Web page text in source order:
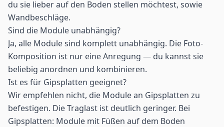
du sie lieber auf den Boden stellen möchtest, sowie
Wandbeschläge.
Sind die Module unabhängig?
Ja, alle Module sind komplett unabhängig. Die Foto-
Komposition ist nur eine Anregung — du kannst sie
beliebig anordnen und kombinieren.
Ist es für Gipsplatten geeignet?
Wir empfehlen nicht, die Module an Gipsplatten zu
befestigen. Die Traglast ist deutlich geringer. Bei
Gipsplatten: Module mit Füßen auf dem Boden